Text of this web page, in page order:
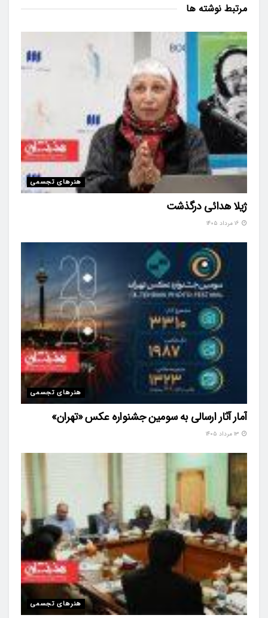
مرتبط نوشته ها
هنرهای تجسمی
ژیلا هدائی درگذشت
هنرهای تجسمی
آمار آثار ارسالی به سومین جشنواره عکس «تهران»
هنرهای تجسمی